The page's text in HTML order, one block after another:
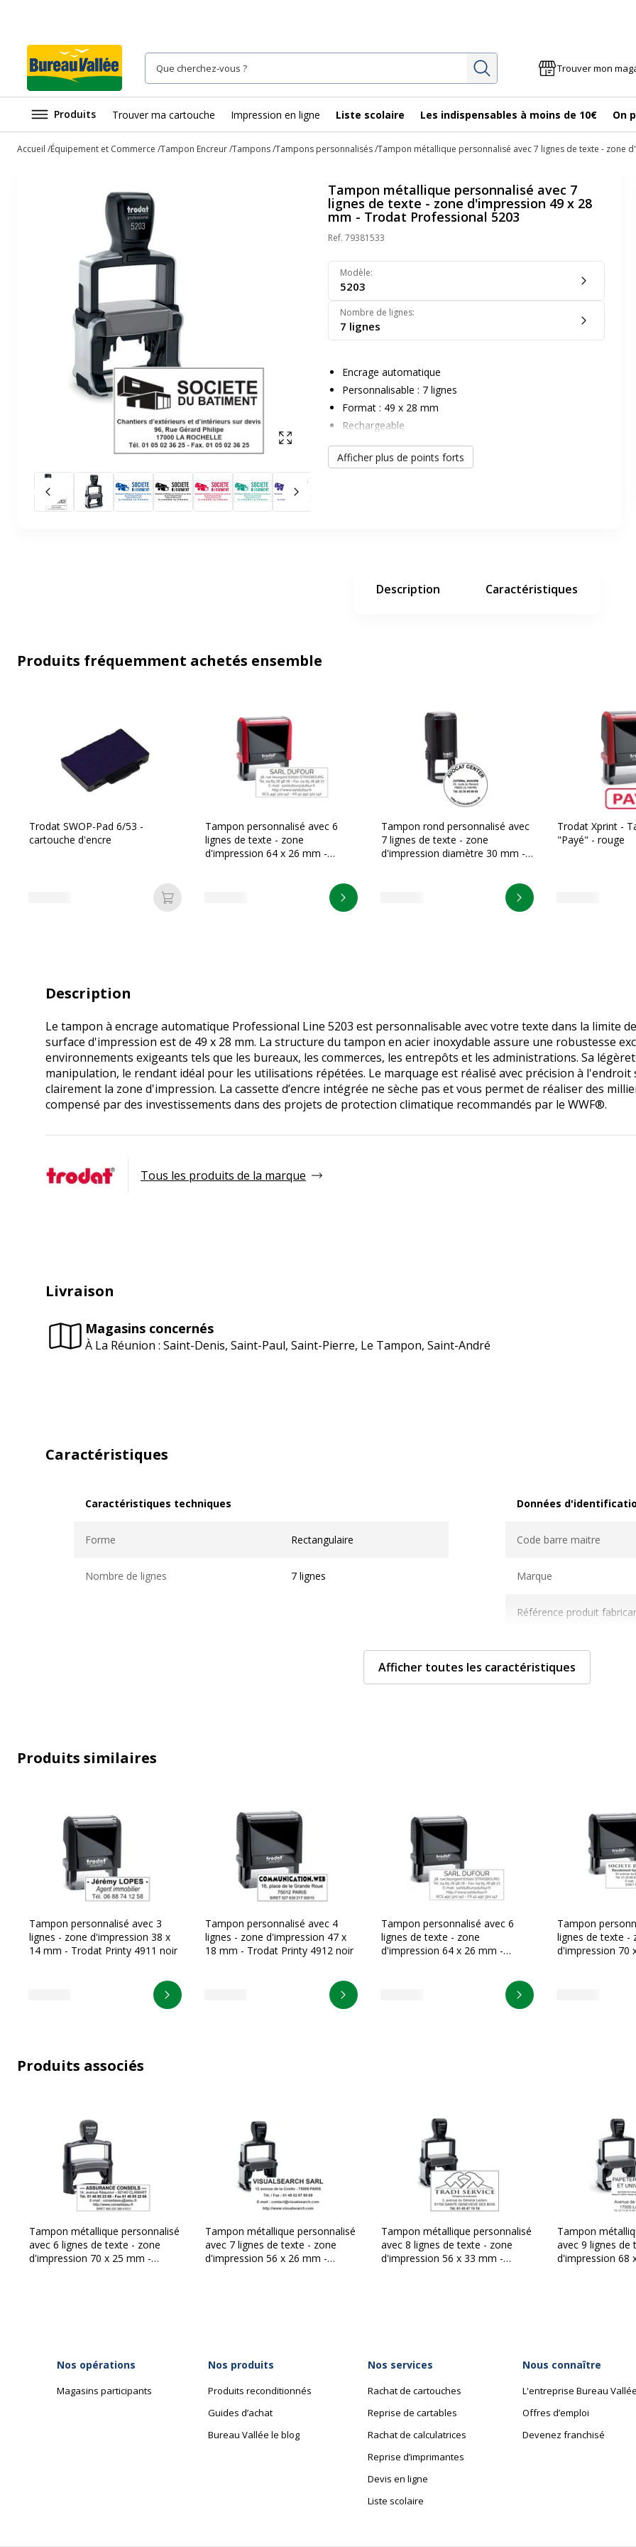
Rechercher Trouver mon
Produits Trouver ma cartouche Impression en ligne Liste scolaire Les indispensables à moins de 10€ On
Accueil Équipement et Commerce Tampon Encreur Tampons Tampons personnalisés Tampon métallique personnalisé avec 7 lignes de texte - zone
Afficher en plein écran
Slide précédent Slide suivant
Tampon métallique personnalisé avec 7
lignes de texte - zone d'impression 49 x 28
mm - Trodat Professional 5203
Ref. 79381533
Modèle:
5203
Nombre de lignes:
7 lignes
Encrage automatique
Personnalisable : 7 lignes
Format : 49 x 28 mm
Rechargeable
Ecolabel Autrichien
Afficher plus de points forts
Description Caractéristiques
Produits fréquemment achetés ensemble
Trodat SWOP-Pad 6/53 -
cartouche d'encre
Ajouter au panier
Tampon personnalisé avec 6
lignes de texte - zone
d'impression 64 x 26 mm -
Personnaliser
Tampon rond personnalisé avec
7 lignes de texte - zone
d'impression diamètre 30 mm -
Personnaliser
Trodat Xprint -
"Payé" - rouge
Description
Le tampon à encrage automatique Professional Line 5203 est personnalisable avec votre texte dans la limite
surface d'impression est de 49 x 28 mm. La structure du tampon en acier inoxydable assure une robustesse
environnements exigeants tels que les bureaux, les commerces, les entrepôts et les administrations. Sa
manipulation, le rendant idéal pour les utilisations répétées. Le marquage est réalisé avec précision à
clairement la zone d'impression. La cassette d’encre intégrée ne sèche pas et vous permet de réaliser des
compensé par des investissements dans des projets de protection climatique recommandés par le WWF®.
Tous les produits de la marque
Livraison
Magasins concernés
À La Réunion : Saint-Denis, Saint-Paul, Saint-Pierre, Le Tampon, Saint-André
Caractéristiques
Caractéristiques techniques
Forme Rectangulaire
Nombre de lignes 7 lignes
Données
Code barre maitre
Marque
Référence produit
Afficher toutes les caractéristiques
Produits similaires
Tampon personnalisé avec 3
lignes - zone d'impression 38 x
14 mm - Trodat Printy 4911 noir
Personnaliser
Tampon personnalisé avec 4
lignes - zone d'impression 47 x
18 mm - Trodat Printy 4912 noir
Personnaliser
Tampon personnalisé avec 6
lignes de texte - zone
d'impression 64 x 26 mm -
Personnaliser
Tampon
lignes de texte -
d'impression 70
Produits associés
Tampon métallique personnalisé
avec 6 lignes de texte - zone
d'impression 70 x 25 mm -
Tampon métallique personnalisé
avec 7 lignes de texte - zone
d'impression 56 x 26 mm -
Tampon métallique personnalisé
avec 8 lignes de texte - zone
d'impression 56 x 33 mm -
Tampon
avec 9 lignes de
d'impression 68
Nos opérations
Magasins participants
Nos produits
Produits reconditionnés
Guides d’achat
Bureau Vallée le blog
Nos services
Rachat de cartouches
Reprise de cartables
Rachat de calculatrices
Reprise d’imprimantes
Devis en ligne
Liste scolaire
Nous connaître
L'entreprise Bureau Vallée
Offres d’emploi
Devenez franchisé